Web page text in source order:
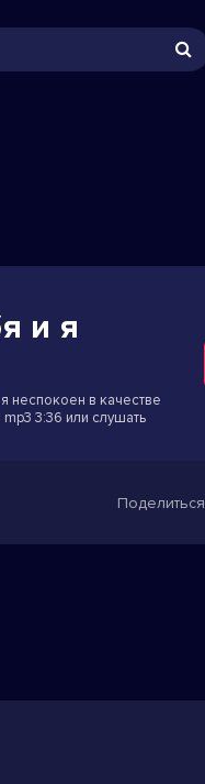
и я
неспокоен в качестве
3:36 или слушать
Поделиться